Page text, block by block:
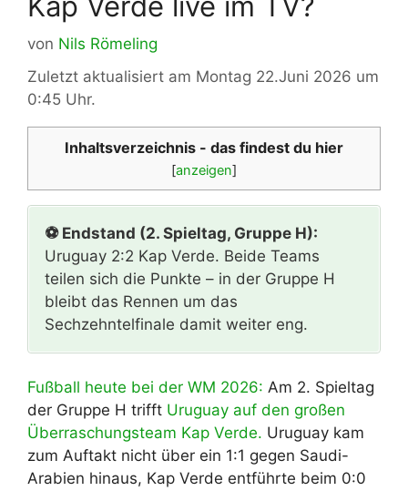
von Nils Römeling
Zuletzt aktualisiert am Montag 22.Juni 2026 um
0:45 Uhr.
Inhaltsverzeichnis - das findest du hier
[anzeigen]
⚽ Endstand (2. Spieltag, Gruppe H):
Uruguay 2:2 Kap Verde. Beide Teams
teilen sich die Punkte – in der Gruppe H
bleibt das Rennen um das
Sechzehntelfinale damit weiter eng.
Fußball heute bei der WM 2026: Am 2. Spieltag
der Gruppe H trifft Uruguay auf den großen
Überraschungsteam Kap Verde. Uruguay kam
zum Auftakt nicht über ein 1:1 gegen Saudi-
Arabien hinaus, Kap Verde entführte beim 0:0